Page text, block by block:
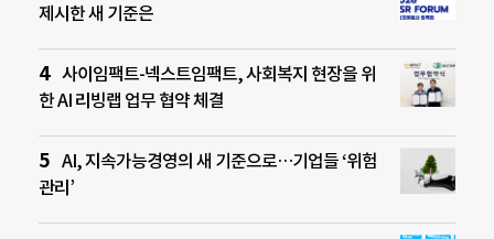
제시한 새 기준은
사이임팩트-넥스트임팩트, 사회복지 현장을 위
한 AI 리빙랩 업무 협약 체결
AI, 지속가능경영의 새 기준으로…기업들 ‘위험
관리’